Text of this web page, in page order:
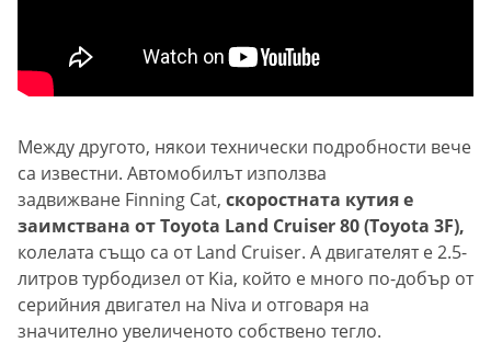
Между другото, някои технически подробности вече
са известни. Автомобилът използва
задвижване Finning Cat, скоростната кутия е
заимствана от Toyota Land Cruiser 80 (Toyota 3F),
колелата също са от Land Cruiser. А двигателят е 2.5-
литров турбодизел от Kia, който е много по-добър от
серийния двигател на Niva и отговаря на
значително увеличеното собствено тегло.